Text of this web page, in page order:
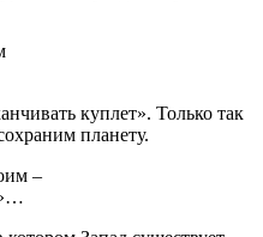
куплет». Только так
планету.
–